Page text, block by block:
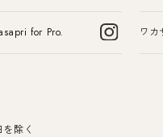
for Pro. ワカ
除く